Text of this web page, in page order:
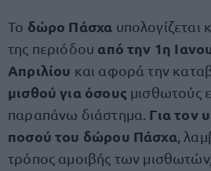
Το δώρο Πάσχα υπολογίζεται
της περιόδου από την 1η
Απριλίου και αφορά την
μισθού για όσους μισθωτούς
παραπάνω διάστημα. Για τον
ποσού του δώρου Πάσχα ,
τρόπος αμοιβής των